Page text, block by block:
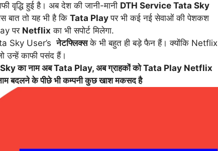
वृद्धि हुई है। अब देश की जानी-मानी DTH Service Tata Sky
बात तो यह भी है कि Tata Playपर भी कई नई सेवाओं की पेशकश
पर Netflix का भी सपोर्ट मिलेगा.
Sky User’sनेटफ्लिक्सके भी बहुत ही बड़े फैन हैं। क्योंकि Netflix
उन्हें काफी पसंद हैं।
का नाम अब Tata Play, अब ग्राहकों को Tata Play Netflix
बदलने के पीछे भी कम्पनी कुछ खाश मकसद है